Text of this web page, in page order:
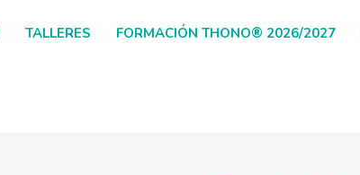
TALLERES FORMACIÓN THONO® 2026/2027